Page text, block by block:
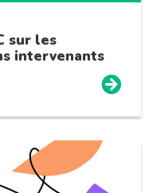
sur les
intervenants